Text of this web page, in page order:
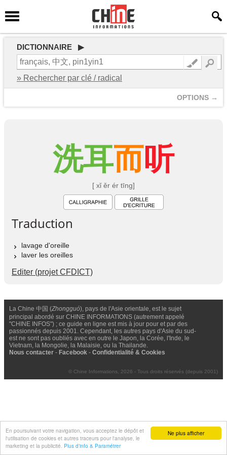
Ne plus afficher
En poursuivant votre navigation, vous acceptez le dépôt et
l'utilisation de cookies et autres traceurs pour l'analyse, le
marketing et la publicité. Plus d'info & Paramétrer
DICTIONNAIRE ▶
» Rechercher par clé / radical
OPTIONS →
洗耳而听
[ xǐ ěr ér tīng]
Traduction
lavage d'oreille
laver les oreilles
Editer (projet CFDICT)
La Chine 中国 (Zhongguó), pays de l'Asie orientale, est le sujet
principal abordé sur CHINE INFORMATIONS (autrement appelé
"CHINE INFOS") ; ce guide en ligne est mis à jour pour et par des
passionnés depuis 2001. Cependant, les autres pays d'Asie du sud-
est ne sont pas oubliés avec en outre le Japon, la Corée, l'Inde, le
Vietnam, la Mongolie, la Malaisie, ou la Thailande.
Nous contacter - Facebook - Confidentialité & Cookies
© Chine Informations, 2026 - Tous droits réservés (depuis 2001)